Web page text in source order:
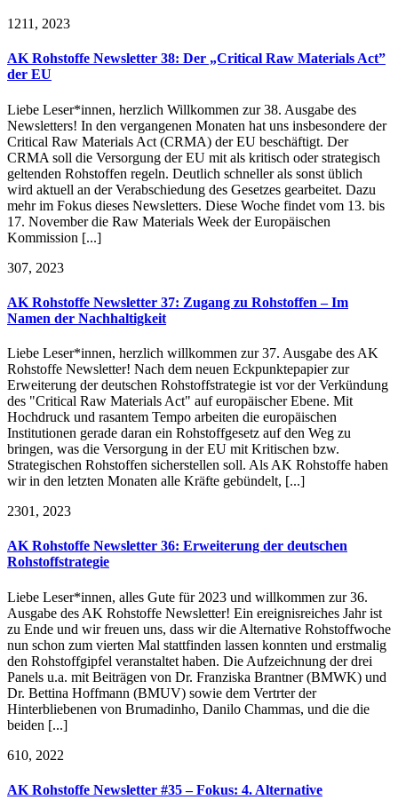
1211, 2023
AK Rohstoffe Newsletter 38: Der „Critical Raw Materials Act”
der EU
Liebe Leser*innen, herzlich Willkommen zur 38. Ausgabe des
Newsletters! In den vergangenen Monaten hat uns insbesondere der
Critical Raw Materials Act (CRMA) der EU beschäftigt. Der
CRMA soll die Versorgung der EU mit als kritisch oder strategisch
geltenden Rohstoffen regeln. Deutlich schneller als sonst üblich
wird aktuell an der Verabschiedung des Gesetzes gearbeitet. Dazu
mehr im Fokus dieses Newsletters. Diese Woche findet vom 13. bis
17. November die Raw Materials Week der Europäischen
Kommission [...]
307, 2023
AK Rohstoffe Newsletter 37: Zugang zu Rohstoffen – Im
Namen der Nachhaltigkeit
Liebe Leser*innen, herzlich willkommen zur 37. Ausgabe des AK
Rohstoffe Newsletter! Nach dem neuen Eckpunktepapier zur
Erweiterung der deutschen Rohstoffstrategie ist vor der Verkündung
des "Critical Raw Materials Act" auf europäischer Ebene. Mit
Hochdruck und rasantem Tempo arbeiten die europäischen
Institutionen gerade daran ein Rohstoffgesetz auf den Weg zu
bringen, was die Versorgung in der EU mit Kritischen bzw.
Strategischen Rohstoffen sicherstellen soll. Als AK Rohstoffe haben
wir in den letzten Monaten alle Kräfte gebündelt, [...]
2301, 2023
AK Rohstoffe Newsletter 36: Erweiterung der deutschen
Rohstoffstrategie
Liebe Leser*innen, alles Gute für 2023 und willkommen zur 36.
Ausgabe des AK Rohstoffe Newsletter! Ein ereignisreiches Jahr ist
zu Ende und wir freuen uns, dass wir die Alternative Rohstoffwoche
nun schon zum vierten Mal stattfinden lassen konnten und erstmalig
den Rohstoffgipfel veranstaltet haben. Die Aufzeichnung der drei
Panels u.a. mit Beiträgen von Dr. Franziska Brantner (BMWK) und
Dr. Bettina Hoffmann (BMUV) sowie dem Vertrter der
Hinterbliebenen von Brumadinho, Danilo Chammas, und die die
beiden [...]
610, 2022
AK Rohstoffe Newsletter #35 – Fokus: 4. Alternative